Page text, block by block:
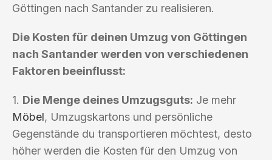
Göttingen nach Santander zu realisieren.
Die Kosten für deinen Umzug von Göttingen
nach Santander werden von verschiedenen
Faktoren beeinflusst:
1. Die Menge deines Umzugsguts: Je mehr
Möbel, Umzugskartons und persönliche
Gegenstände du transportieren möchtest, desto
höher werden die Kosten für den Umzug von